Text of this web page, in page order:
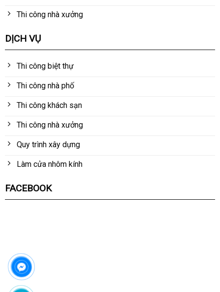
Thi công nhà xưởng
DỊCH VỤ
Thi công biệt thự
Thi công nhà phố
Thi công khách sạn
Thi công nhà xưởng
Quy trình xây dựng
Làm cửa nhôm kính
FACEBOOK